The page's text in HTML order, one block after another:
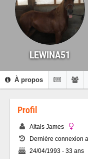
LEWINA51
À propos
Profil
Altais James
Dernière connexion
24/04/1993 - 33 ans